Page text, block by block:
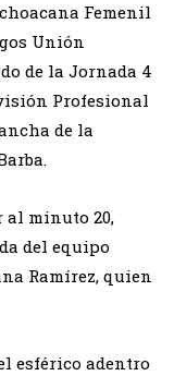
Femenil
Unión
de la Jornada 4
Profesional
de la
al minuto 20,
del equipo
Ramírez, quien
esférico adentro